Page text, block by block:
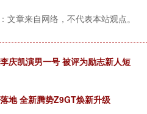
文章来自网络，不代表本站观点。
庆凯演男一号 被评为励志新人短
地 全新腾势Z9GT焕新升级